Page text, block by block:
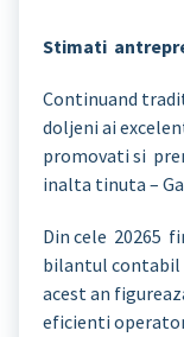
Stimati
Continuand
doljeni ai
promovati si
inalta tinuta –
Din cele 20265
bilantul contabil
acest an
eficienti